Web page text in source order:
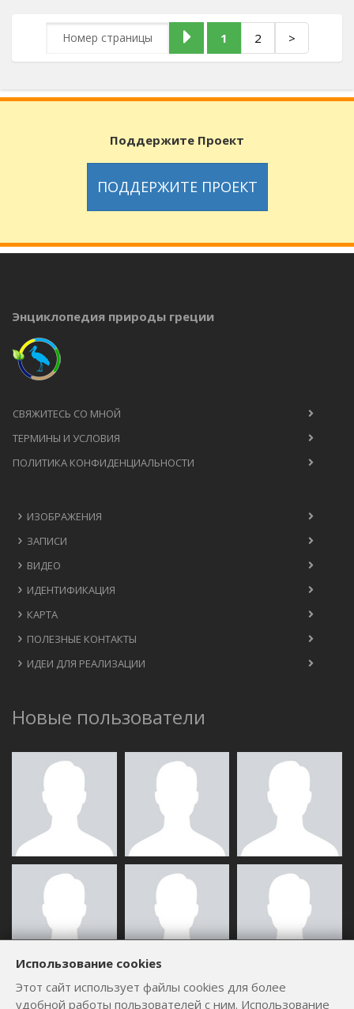
1 2 >
Поддержите Проект
ПОДДЕРЖИТЕ ПРОЕКТ
Энциклопедия природы греции
СВЯЖИТЕСЬ СО МНОЙ
ТЕРМИНЫ И УСЛОВИЯ
ПОЛИТИКА КОНФИДЕНЦИАЛЬНОСТИ
ИЗОБРАЖЕНИЯ
ЗАПИСИ
ВИДЕО
ИДЕНТИФИКАЦИЯ
КАРТА
ПОЛЕЗНЫЕ КОНТАКТЫ
ИДЕИ ДЛЯ РЕАЛИЗАЦИИ
Новые пользователи
ВСЕ ПОЛЬЗОВАТЕЛИ
Использование cookies
Этот сайт использует файлы cookies для более
удобной работы пользователей с ним. Использование